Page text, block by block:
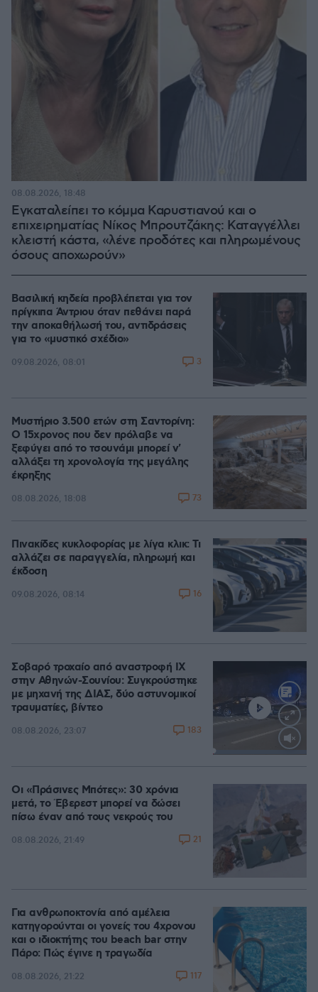
Εγκαταλείπει το κόμμα Καρυστιανού και ο
επιχειρηματίας Νίκος Μπρουτζάκης: Καταγγέλλει
κλειστή κάστα, «λένε προδότες και πληρωμένους
όσους αποχωρούν»
08.08.2026, 18:48
Βασιλική κηδεία προβλέπεται για τον
πρίγκιπα Άντριου όταν πεθάνει παρά
την αποκαθήλωσή του, αντιδράσεις
για το «μυστικό σχέδιο»
09.08.2026, 08:01 3
Μυστήριο 3.500 ετών στη Σαντορίνη:
Ο 15χρονος που δεν πρόλαβε να
ξεφύγει από το τσουνάμι μπορεί ν'
αλλάξει τη χρονολογία της μεγάλης
έκρηξης
08.08.2026, 18:08 73
Πινακίδες κυκλοφορίας με λίγα κλικ: Τι
αλλάζει σε παραγγελία, πληρωμή και
έκδοση
09.08.2026, 08:14 16
Σοβαρό τροχαίο από αναστροφή ΙΧ
στην Αθηνών-Σουνίου: Συγκρούστηκε
με μηχανή της ΔΙΑΣ, δύο αστυνομικοί
τραυματίες, βίντεο
08.08.2026, 23:07 183
Οι «Πράσινες Μπότες»: 30 χρόνια
μετά, το Έβερεστ μπορεί να δώσει
πίσω έναν από τους νεκρούς του
08.08.2026, 21:49 21
Για ανθρωποκτονία από αμέλεια
κατηγορούνται οι γονείς του 4χρονου
και ο ιδιοκτήτης του beach bar στην
Πάρο: Πώς έγινε η τραγωδία
08.08.2026, 21:22 117